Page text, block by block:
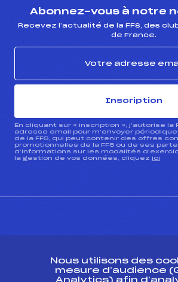
Abonnez-vous à notre
Recevez l’actualité de la FFS, des
de France.
Inscription
En cliquant sur « inscription », j’autorise la
adresse email pour m’envoyer
de la FFS, qui peut contenir des offres
promotionnelles de la FFS ou de ses
d’informations sur les modalités
la gestion de vos données, cliquez ici
Nous utilisons des
mesure d’audience
Analytics) afin